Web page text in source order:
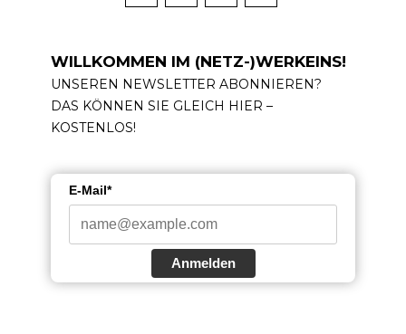
WILLKOMMEN IM (NETZ-)WERKEINS!
UNSEREN NEWSLETTER ABONNIEREN?
DAS KÖNNEN SIE GLEICH HIER –
KOSTENLOS!
E-Mail*
Anmelden